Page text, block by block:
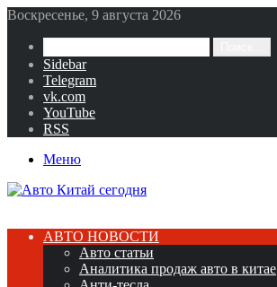
Воскресенье, 9 августа 2026
Sidebar
Telegram
vk.com
YouTube
RSS
Меню
АВТО НОВОСТИ
Авто статьи
Аналитика продаж авто в китае